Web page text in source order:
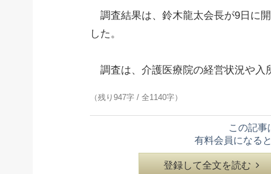
調査結果は、鈴木龍太会長が9日に
した。
調査は、介護医療院の経営状況や入
（残り947字 / 全1140字）
この記事
有料会員になる
登録して全文を読む